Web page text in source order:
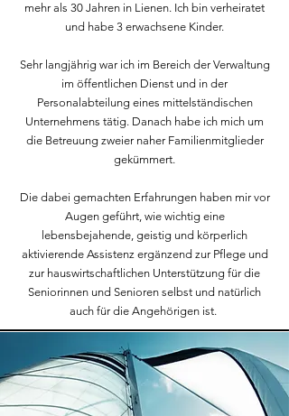
mehr als 30 Jahren in Lienen. Ich bin verheiratet
und habe 3 erwachsene Kinder.
Sehr langjährig war ich im Bereich der Verwaltung
im öffentlichen Dienst und in der
Personalabteilung eines mittelständischen
Unternehmens tätig. Danach habe ich mich um
die Betreuung zweier naher Familienmitglieder
gekümmert.
Die dabei gemachten Erfahrungen haben mir vor
Augen geführt, wie wichtig eine
lebensbejahende, geistig und körperlich
aktivierende Assistenz ergänzend zur Pflege und
zur hauswirtschaftlichen Unterstützung für die
Seniorinnen und Senioren selbst und natürlich
auch für die Angehörigen ist.